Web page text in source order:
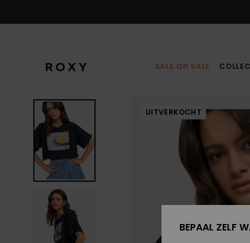
SALE ON SALE
UITVERKOCHT
BEPAAL ZELF